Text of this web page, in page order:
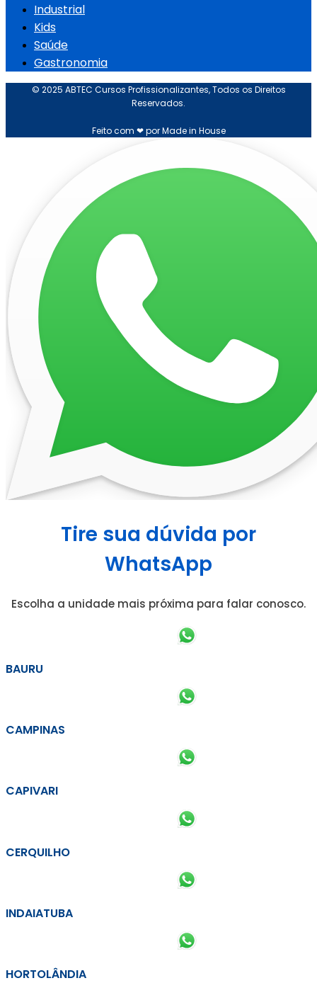
Industrial
Kids
Saúde
Gastronomia
© 2025 ABTEC Cursos Profissionalizantes, Todos os Direitos
Reservados.
Feito com ❤ por Made in House
Tire sua dúvida por
WhatsApp
Escolha a unidade mais próxima para falar conosco.
BAURU
CAMPINAS
CAPIVARI
CERQUILHO
INDAIATUBA
HORTOLÂNDIA